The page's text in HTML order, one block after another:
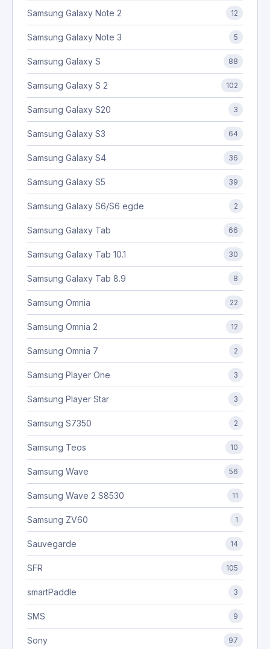
Samsung Galaxy Note 2 12
Samsung Galaxy Note 3 5
Samsung Galaxy S 88
Samsung Galaxy S 2 102
Samsung Galaxy S20 3
Samsung Galaxy S3 64
Samsung Galaxy S4 36
Samsung Galaxy S5 39
Samsung Galaxy S6/S6 egde 2
Samsung Galaxy Tab 66
Samsung Galaxy Tab 10.1 30
Samsung Galaxy Tab 8.9 8
Samsung Omnia 22
Samsung Omnia 2 12
Samsung Omnia 7 2
Samsung Player One 3
Samsung Player Star 3
Samsung S7350 2
Samsung Teos 10
Samsung Wave 56
Samsung Wave 2 S8530 11
Samsung ZV60 1
Sauvegarde 14
SFR 105
smartPaddle 3
SMS 9
Sony 97